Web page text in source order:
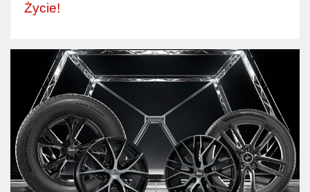
Życie!